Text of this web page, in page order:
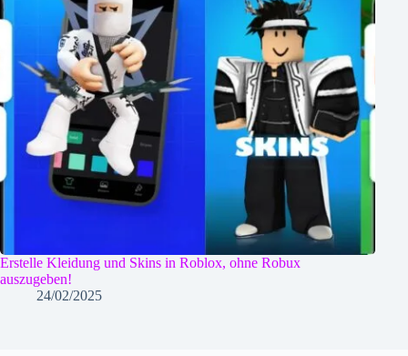
Erstelle Kleidung und Skins in Roblox, ohne Robux
auszugeben!
24/02/2025